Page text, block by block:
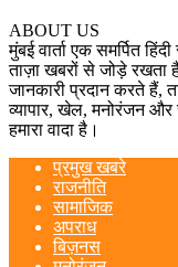
ABOUT US
मुंबई वार्ता एक समर्पित
ताज़ा खबरों से जोड़े रखता
जानकारी प्रदान करते हैं,
व्यापार, खेल, मनोरंजन
हमारा वादा है।
प्रमुख खबरे
राजनीति
सामाजिक
अपराध
बिज़नस